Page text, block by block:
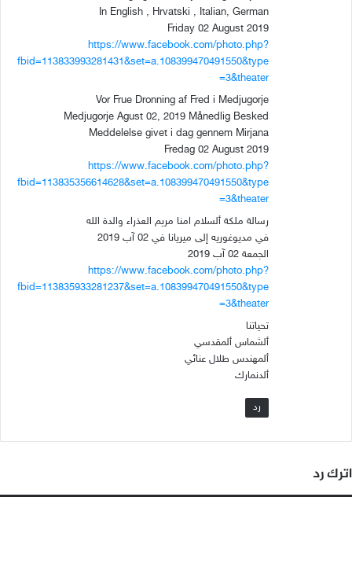
In English , Hrvatski , Italian, German
Friday 02 August 2019
https://www.facebook.com/photo.php?
fbid=113833993281431&set=a.108399470491550&type
=3&theater
Vor Frue Dronning af Fred i Medjugorje
Medjugorje Agust 02, 2019 Månedlig Besked
Meddelelse givet i dag gennem Mirjana
Fredag 02 August 2019
https://www.facebook.com/photo.php?
fbid=113835356614628&set=a.108399470491550&type
=3&theater
رسالة ملكة ألسلام امنا مريم العذراء والدة الله
في مديوغوريه إلى ميريانا في 02 آب 2019
الجمعة 02 آب 2019
https://www.facebook.com/photo.php?
fbid=113835933281237&set=a.108399470491550&type
=3&theater
تحياتنا
ألشماس ألمقدسي
ألمهندس طلال عنائي
ألدنمارك
رد
اترك رد